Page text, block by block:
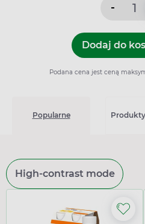
-
Dodaj do
Podana cena jest ceną
Popularne
High-contrast mode